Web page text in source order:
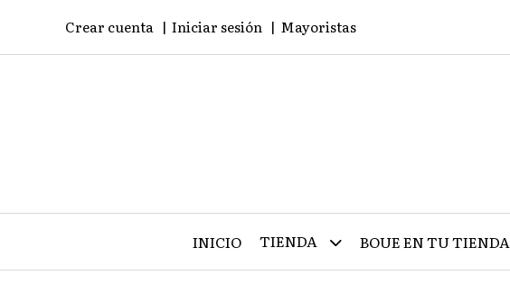
Crear cuenta Iniciar sesión Mayoristas
INICIO TIENDA BOUE EN TU TIENDA